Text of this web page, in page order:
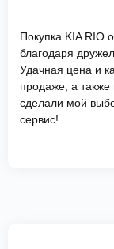
Покупка KIA RIO
благодаря
Удачная цена и
продаже, а
сделали мой
сервис!